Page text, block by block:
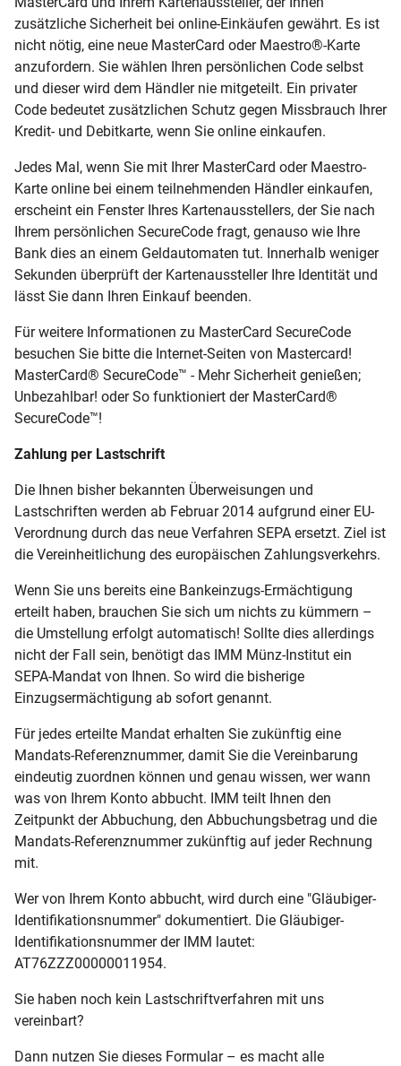
zusätzliche Sicherheit bei online-Einkäufen gewährt. Es ist
nicht nötig, eine neue MasterCard oder Maestro®-Karte
anzufordern. Sie wählen Ihren persönlichen Code selbst
und dieser wird dem Händler nie mitgeteilt. Ein privater
Code bedeutet zusätzlichen Schutz gegen Missbrauch Ihrer
Kredit- und Debitkarte, wenn Sie online einkaufen.
Jedes Mal, wenn Sie mit Ihrer MasterCard oder Maestro-
Karte online bei einem teilnehmenden Händler einkaufen,
erscheint ein Fenster Ihres Kartenausstellers, der Sie nach
Ihrem persönlichen SecureCode fragt, genauso wie Ihre
Bank dies an einem Geldautomaten tut. Innerhalb weniger
Sekunden überprüft der Kartenaussteller Ihre Identität und
lässt Sie dann Ihren Einkauf beenden.
Für weitere Informationen zu MasterCard SecureCode
besuchen Sie bitte die Internet-Seiten von Mastercard!
MasterCard® SecureCode™ - Mehr Sicherheit genießen;
Unbezahlbar! oder So funktioniert der MasterCard®
SecureCode™!
Zahlung per Lastschrift
Die Ihnen bisher bekannten Überweisungen und
Lastschriften werden ab Februar 2014 aufgrund einer EU-
Verordnung durch das neue Verfahren SEPA ersetzt. Ziel ist
die Vereinheitlichung des europäischen Zahlungsverkehrs.
Wenn Sie uns bereits eine Bankeinzugs-Ermächtigung
erteilt haben, brauchen Sie sich um nichts zu kümmern –
die Umstellung erfolgt automatisch! Sollte dies allerdings
nicht der Fall sein, benötigt das IMM Münz-Institut ein
SEPA-Mandat von Ihnen. So wird die bisherige
Einzugsermächtigung ab sofort genannt.
Für jedes erteilte Mandat erhalten Sie zukünftig eine
Mandats-Referenznummer, damit Sie die Vereinbarung
eindeutig zuordnen können und genau wissen, wer wann
was von Ihrem Konto abbucht. IMM teilt Ihnen den
Zeitpunkt der Abbuchung, den Abbuchungsbetrag und die
Mandats-Referenznummer zukünftig auf jeder Rechnung
mit.
Wer von Ihrem Konto abbucht, wird durch eine "Gläubiger-
Identifikationsnummer" dokumentiert. Die Gläubiger-
Identifikationsnummer der IMM lautet:
AT76ZZZ00000011954.
Sie haben noch kein Lastschriftverfahren mit uns
vereinbart?
Dann nutzen Sie dieses Formular – es macht alle